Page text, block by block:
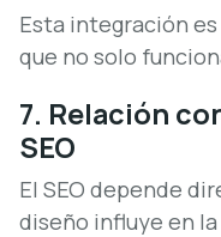
Esta integración
que no solo
7. Relación
SEO
El SEO depende
diseño influye en